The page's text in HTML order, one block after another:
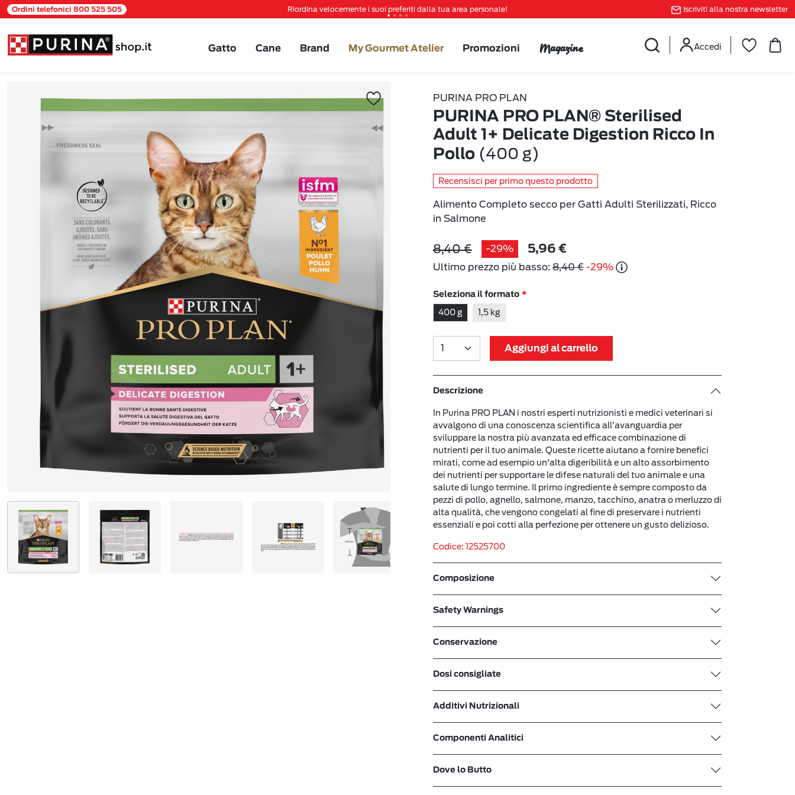
Ordini telefonici 800 525 505
Riordina velocemente i suoi preferiti dalla tua area personale!
Spedizione gratuita a partire da 49 €
Iscriviti alla nostra newsletter
Gatto Cane Brand My Gourmet Atelier Promozioni Magazine Accedi
PURINA PRO PLAN
PURINA PRO PLAN® Sterilised
Adult 1+ Delicate Digestion Ricco In
Pollo (400 g)
Recensisci per primo questo prodotto
Alimento Completo secco per Gatti Adulti Sterilizzati, Ricco
in Salmone
8,40 € -29% 5,96 €
Ultimo prezzo più basso: 8,40 € -29%
Seleziona il formato
400 g 1,5 kg
Aggiungi al carrello
Descrizione
In Purina PRO PLAN i nostri esperti nutrizionisti e medici veterinari si
avvalgono di una conoscenza scientifica all’avanguardia per
sviluppare la nostra più avanzata ed efficace combinazione di
nutrienti per il tuo animale. Queste ricette aiutano a fornire benefici
mirati, come ad esempio un'alta digeribilità e un alto assorbimento
dei nutrienti per supportare le difese naturali del tuo animale e una
salute di lungo termine. Il primo ingrediente è sempre composto da
pezzi di pollo, agnello, salmone, manzo, tacchino, anatra o merluzzo di
alta qualità, che vengono congelati al fine di preservare i nutrienti
essenziali e poi cotti alla perfezione per ottenere un gusto delizioso.
Codice: 12525700
Composizione
Safety Warnings
Conservazione
Dosi consigliate
Additivi Nutrizionali
Componenti Analitici
Dove lo Butto